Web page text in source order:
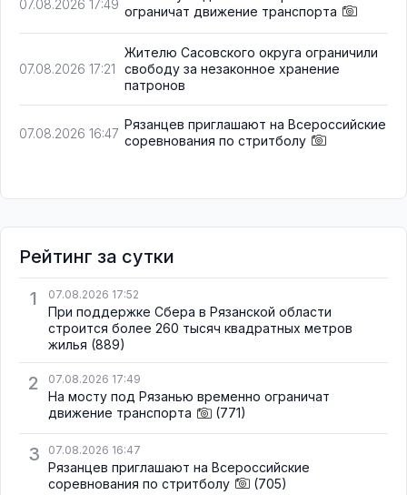
07.08.2026 17:49 ограничат движение транспорта
07.08.2026 17:21
Жителю Сасовского округа ограничили
свободу за незаконное хранение
патронов
07.08.2026 16:47
Рязанцев приглашают на Всероссийские
соревнования по стритболу
Рейтинг за сутки
1
07.08.2026 17:52
При поддержке Сбера в Рязанской области
строится более 260 тысяч квадратных метров
жилья (889)
2 07.08.2026 17:49
На мосту под Рязанью временно ограничат
движение транспорта
(771)
3 07.08.2026 16:47
Рязанцев приглашают на Всероссийские
соревнования по стритболу
(705)